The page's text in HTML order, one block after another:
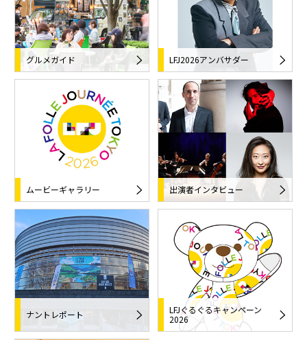
グルメガイド LFJ2026アンバサダー
ムービーギャラリー 出演者インタビュー
ナントレポート
LFJぐるぐるキャンペーン
2026